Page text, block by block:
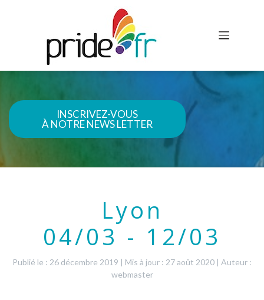
INSCRIVEZ-VOUS
À NOTRE NEWS LETTER
Lyon
04/03 - 12/03
Publié le : 26 décembre 2019 | Mis à jour : 27 août 2020 | Auteur :
webmaster